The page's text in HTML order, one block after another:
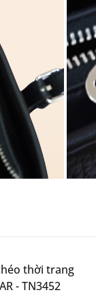
thời trang
- TN3452